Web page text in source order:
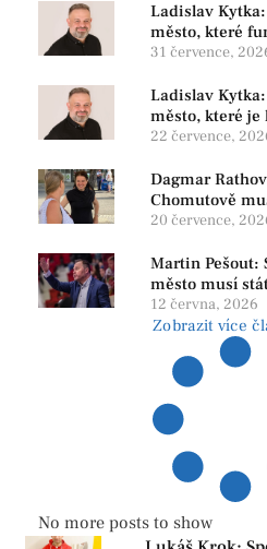
Ladislav
město, které
program, který
31 července,
Ladislav
město, které
22 července,
Dagmar
Chomutově
srozumitelná a
20 července,
Martin Pešout:
město musí
12 června, 2026
Zobrazit více
No more posts to show